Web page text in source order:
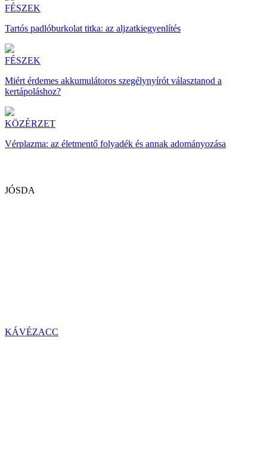
FÉSZEK
Tartós padlóburkolat titka: az aljzatkiegyenlítés
FÉSZEK
Miért érdemes akkumulátoros szegélynyírót választanod a
kertápoláshoz?
KÖZÉRZET
Vérplazma: az életmentő folyadék és annak adományozása
JÓSDA
KÁVÉZACC